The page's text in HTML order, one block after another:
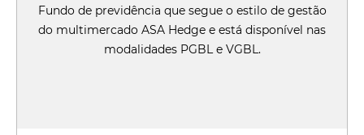
Fundo de previdência que segue o estilo de gestão
do multimercado ASA Hedge e está disponível nas
modalidades PGBL e VGBL.